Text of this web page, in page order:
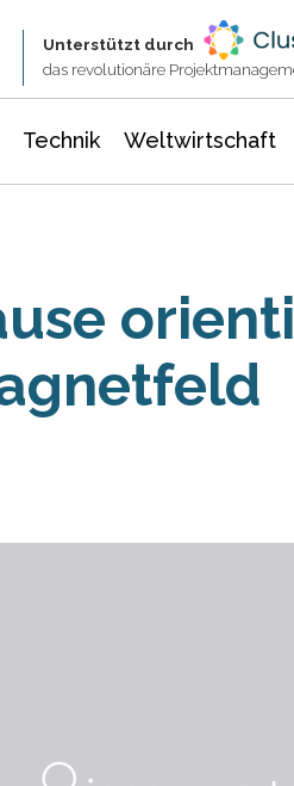
Unterstützt durch
das revolutionäre
Technik Weltwirtschaft